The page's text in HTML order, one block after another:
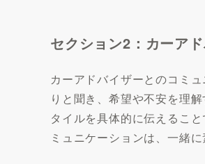
セクション2：カーア
カーアドバイザーとのコミ
りと聞き、希望や不安を理
タイルを具体的に伝えるこ
ミュニケーションは、一緒